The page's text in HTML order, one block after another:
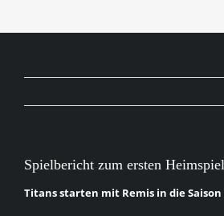
Spielbericht zum ersten
Titans starten mit Remis in die Saison